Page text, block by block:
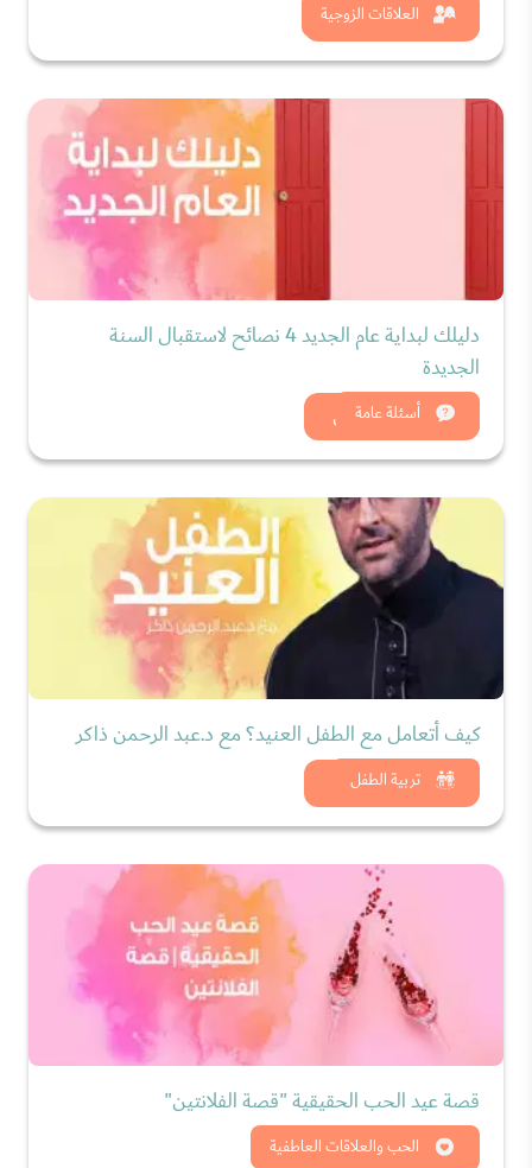
العلاقات الزوجية
شاهد الان
أسئلة عامة
دليلك لبداية عام الجديد 4 نصائح لاستقبال السنة
الجديدة
شاهد الان
تربية الطفل
كيف أتعامل مع الطفل العنيد؟ مع د.عبد الرحمن ذاكر
شاهد الان
الحب والعلاقات العاطفية
قصة عيد الحب الحقيقية "قصة الفلانتين"
شاهد الان